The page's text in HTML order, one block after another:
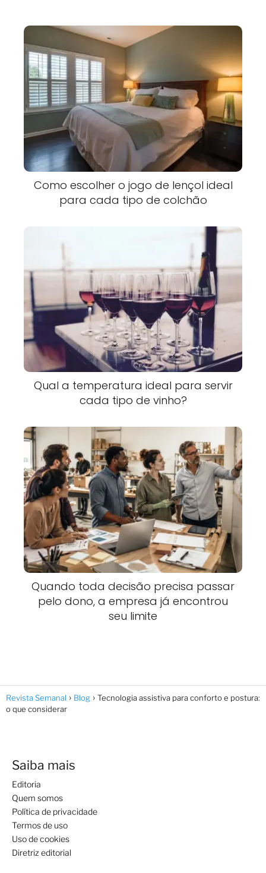
Como escolher o jogo de lençol ideal
para cada tipo de colchão
Qual a temperatura ideal para servir
cada tipo de vinho?
Quando toda decisão precisa passar
pelo dono, a empresa já encontrou
seu limite
Revista Semanal Blog
Tecnologia assistiva para conforto e postura:
o que considerar
Saiba mais
Editoria
Quem somos
Política de privacidade
Termos de uso
Uso de cookies
Diretriz editorial